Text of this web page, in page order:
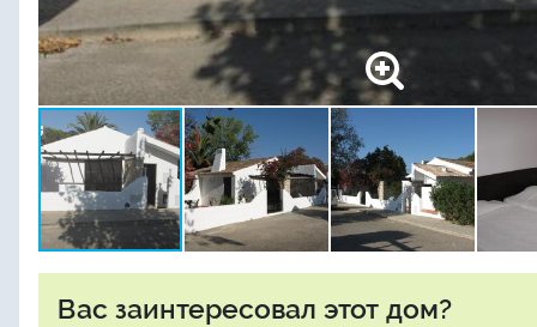
Вас заинтересовал этот дом?